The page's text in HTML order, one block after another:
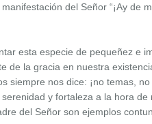
del Señor “¡Ay de
esta especie de pequeñez e
de la gracia en nuestra
siempre nos dice: ¡no temas,
y fortaleza a la hora
del Señor son ejemplos